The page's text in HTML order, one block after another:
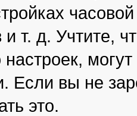
т. д. Учтите,
Если вы не
это.